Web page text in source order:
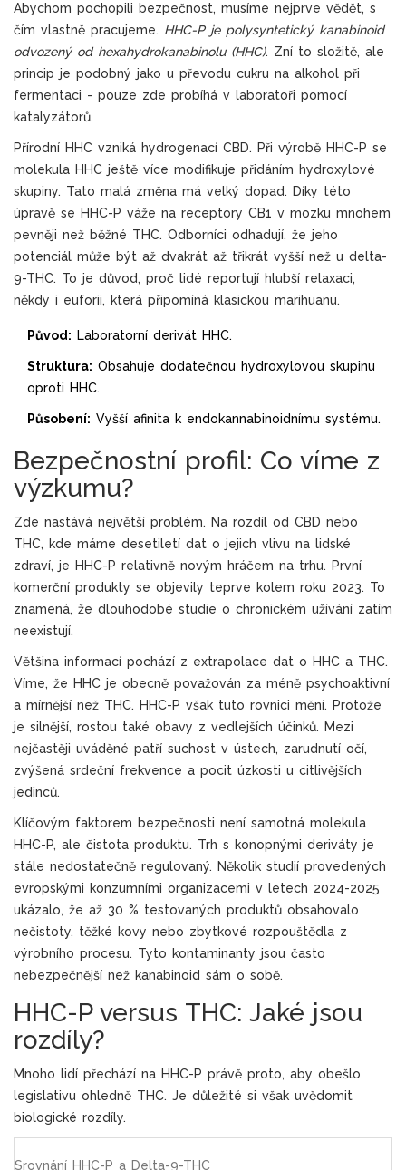
Abychom pochopili bezpečnost, musíme nejprve vědět, s
čím vlastně pracujeme. HHC-P je polysyntetický kanabinoid
odvozený od hexahydrokanabinolu (HHC). Zní to složitě, ale
princip je podobný jako u převodu cukru na alkohol při
fermentaci - pouze zde probíhá v laboratoři pomocí
katalyzátorů.
Přírodní HHC vzniká hydrogenací CBD. Při výrobě HHC-P se
molekula HHC ještě více modifikuje přidáním hydroxylové
skupiny. Tato malá změna má velký dopad. Díky této
úpravě se HHC-P váže na receptory CB1 v mozku mnohem
pevněji než běžné THC. Odborníci odhadují, že jeho
potenciál může být až dvakrát až třikrát vyšší než u delta-
9-THC. To je důvod, proč lidé reportují hlubší relaxaci,
někdy i euforii, která připomíná klasickou marihuanu.
Původ: Laboratorní derivát HHC.
Struktura: Obsahuje dodatečnou hydroxylovou skupinu
oproti HHC.
Působení: Vyšší afinita k endokannabinoidnímu systému.
Bezpečnostní profil: Co víme z
výzkumu?
Zde nastává největší problém. Na rozdíl od CBD nebo
THC, kde máme desetiletí dat o jejich vlivu na lidské
zdraví, je HHC-P relativně novým hráčem na trhu. První
komerční produkty se objevily teprve kolem roku 2023. To
znamená, že dlouhodobé studie o chronickém užívání zatím
neexistují.
Většina informací pochází z extrapolace dat o HHC a THC.
Víme, že HHC je obecně považován za méně psychoaktivní
a mírnější než THC. HHC-P však tuto rovnici mění. Protože
je silnější, rostou také obavy z vedlejších účinků. Mezi
nejčastěji uváděné patří suchost v ústech, zarudnutí očí,
zvýšená srdeční frekvence a pocit úzkosti u citlivějších
jedinců.
Klíčovým faktorem bezpečnosti není samotná molekula
HHC-P, ale čistota produktu. Trh s konopnými deriváty je
stále nedostatečně regulovaný. Několik studií provedených
evropskými konzumními organizacemi v letech 2024-2025
ukázalo, že až 30 % testovaných produktů obsahovalo
nečistoty, těžké kovy nebo zbytkové rozpouštědla z
výrobního procesu. Tyto kontaminanty jsou často
nebezpečnější než kanabinoid sám o sobě.
HHC-P versus THC: Jaké jsou
rozdíly?
Mnoho lidí přechází na HHC-P právě proto, aby obešlo
legislativu ohledně THC. Je důležité si však uvědomit
biologické rozdíly.
Srovnání HHC-P a Delta-9-THC